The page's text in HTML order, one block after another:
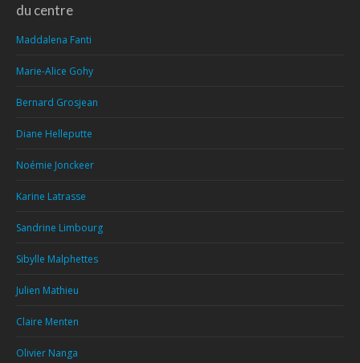
du centre
Maddalena Fanti
Marie-Alice Gohy
Bernard Grosjean
Diane Helleputte
Noémie Jonckeer
Karine Latrasse
Sandrine Limbourg
Sibylle Malphettes
Julien Mathieu
Claire Menten
Olivier Nanga